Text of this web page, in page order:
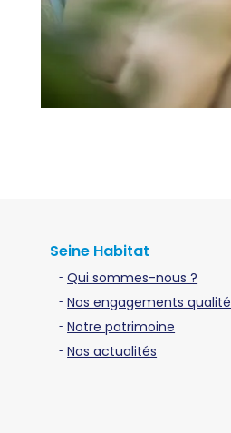
Seine Habitat
Qui sommes-nous ?
Nos engagements qualité
Notre patrimoine
Nos actualités